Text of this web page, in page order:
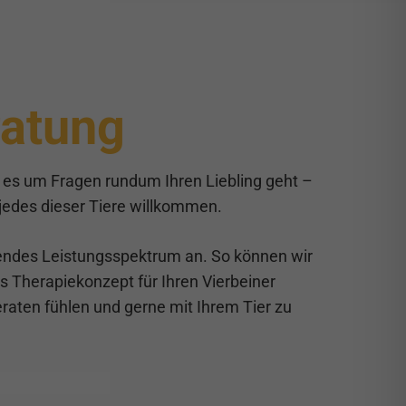
um Fragen rundum Ihren Liebling geht –
dieser Tiere willkommen.
Leistungsspektrum an. So können wir
Therapiekonzept für Ihren Vierbeiner
fühlen und gerne mit Ihrem Tier zu